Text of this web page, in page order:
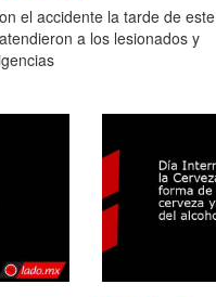
el accidente la tarde de este
a los lesionados y